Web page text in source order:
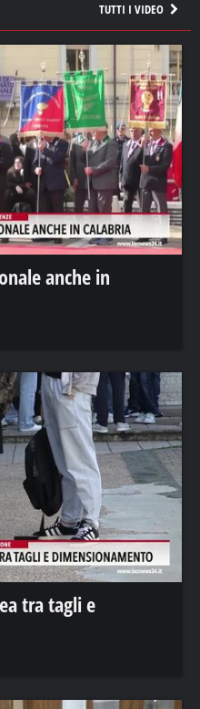
TUTTI I VIDEO
anche in
tra tagli e